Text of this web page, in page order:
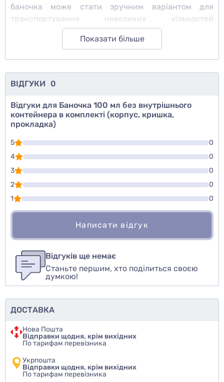
баночка може стати зручним варіантом для
транспортування невеликих кількостей
косметичних та парфумерних засобів, а також їх
надійного зберігання.Показати більше
ВІДГУКИ 0
Відгуки для Баночка 100 мл без внутрішнього
контейнера в комплекті (корпус, кришка,
прокладка)
5
0
4
0
3
0
2
0
1
0
Написати відгук
авторизуйтесьили войдите
Оцінити товар
Відгуків ще немає
Станьте першим, хто поділиться своєю
думкою!
ДОСТАВКА
Нова Пошта
Відправки щодня, крім вихідних
По тарифам перевізника
Укрпошта
Відправки щодня, крім вихідних
По тарифам перевізника